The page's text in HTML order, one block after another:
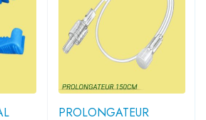
PROLONGATEUR